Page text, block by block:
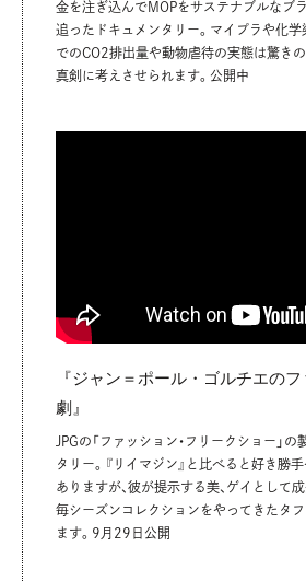
金を注ぎ込んでMOPをサステナブルなブ
追ったドキュメンタリー。マイプラや化
でのCO2排出量や動物虐待の実態は驚き
真剣に考えさせられます。公開中
『ジャン＝ポール・ゴルチエの
劇』
JPGの「ファッション・フリークショー」
タリー。『リイマジン』と比べると好き勝
ありますが、彼が提示する美、ゲイとして
毎シーズンコレクションをやってきたタ
ます。9月29日公開